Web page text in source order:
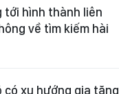
tới hình thành liên
về tìm kiếm hài
có xu hướng gia tăng